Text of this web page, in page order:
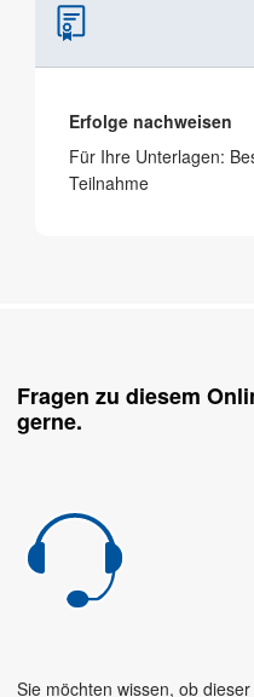
Erfolge nachweisen
Für Ihre Unterlagen:
Teilnahme
Fragen zu diesem
gerne.
Sie möchten wissen, ob